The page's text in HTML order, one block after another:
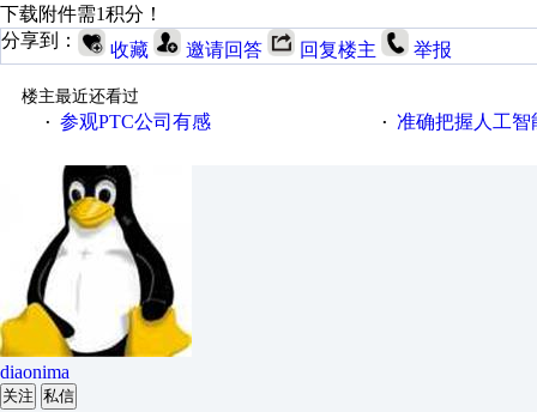
下载附件需1积分！
分享到：
收藏 邀请回答 回复楼主 举报
楼主最近还看过
· 参观PTC公司有感 · 准确把握人工
diaonima
关注 私信